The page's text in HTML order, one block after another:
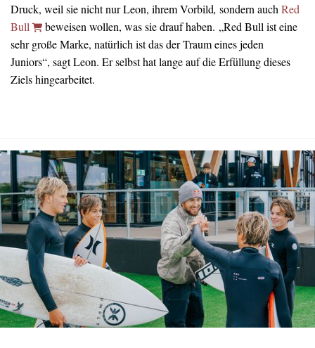
Druck, weil sie nicht nur Leon, ihrem Vorbild, sondern auch Red
Bull
beweisen wollen, was sie drauf haben. „Red Bull ist eine
sehr große Marke, natürlich ist das der Traum eines jeden
Juniors“, sagt Leon. Er selbst hat lange auf die Erfüllung dieses
Ziels hingearbeitet.